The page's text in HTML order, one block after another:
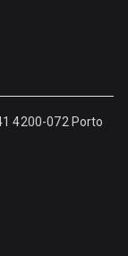
4200-072 Porto